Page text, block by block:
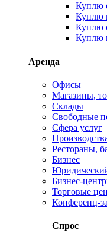
Куплю
Куплю
Куплю
Куплю
Аренда
Офисы
Магазины,
Склады
Свободные
Сфера услуг
Рестораны,
Бизнес
Бизнес-
Торговые
Конференц-
Спрос